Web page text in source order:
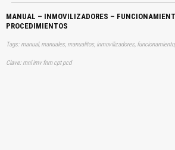
MANUAL – INMOVILIZADORES –
PROCEDIMIENTOS
Clave: mnl imv fnm cpt pcd